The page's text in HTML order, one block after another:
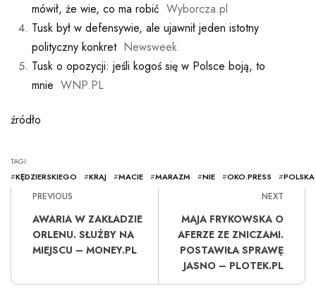
mówił, że wie, co ma robić Wyborcza.pl
Tusk był w defensywie, ale ujawnił jeden istotny
polityczny konkret Newsweek
Tusk o opozycji: jeśli kogoś się w Polsce boją, to
mnie WNP.PL
źródło
TAGI:
#KĘDZIERSKIEGO #KRAJ #MACIE #MARAZM #NIE #OKO.PRESS #POLSKA
PREVIOUS
AWARIA W ZAKŁADZIE
ORLENU. SŁUŻBY NA
MIEJSCU – MONEY.PL
NEXT
MAJA FRYKOWSKA O
AFERZE ZE ZNICZAMI.
POSTAWIŁA SPRAWĘ
JASNO – PLOTEK.PL